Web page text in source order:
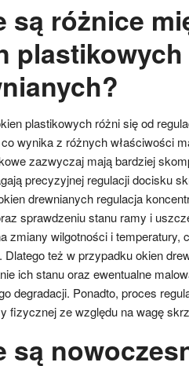
są różnice
plastikowych
plastikowych różni się od
wynika z różnych właściwości
zazwyczaj mają bardziej
precyzyjnej regulacji docisku
drewnianych regulacja
sprawdzeniu stanu ramy i
zmiany wilgotności i temperatury,
też w przypadku okien
ich stanu oraz ewentualne
degradacji. Ponadto, proces
fizycznej ze względu na wagę
są